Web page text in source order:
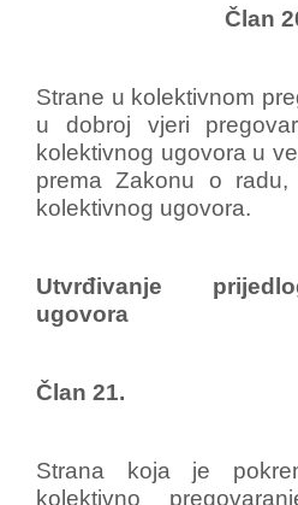
Član
Strane u kolektivnom
u dobroj vjeri
kolektivnog ugovora u
prema Zakonu o
kolektivnog ugovora.
Utvrđivanje
ugovora
Član 21.
Strana koja je
kolektivno